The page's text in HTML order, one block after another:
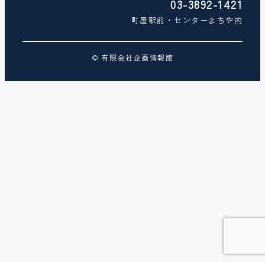
03-3892-1421
町屋駅前・センターまちや内
© 有限会社企画情報館